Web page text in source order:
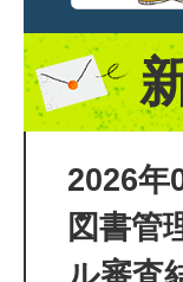
2026年
図書管
ル審査